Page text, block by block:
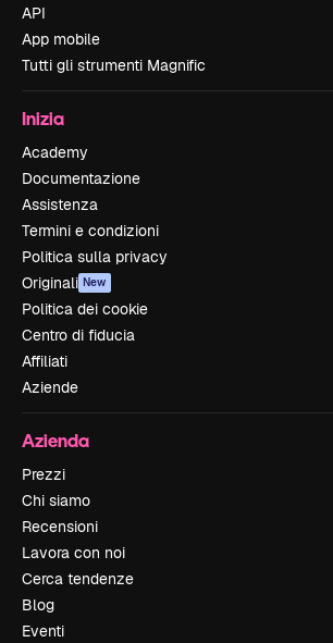
API
App mobile
Tutti gli strumenti Magnific
Inizia
Academy
Documentazione
Assistenza
Termini e condizioni
Politica sulla privacy
Originali New
Politica dei cookie
Centro di fiducia
Affiliati
Aziende
Azienda
Prezzi
Chi siamo
Recensioni
Lavora con noi
Cerca tendenze
Blog
Eventi